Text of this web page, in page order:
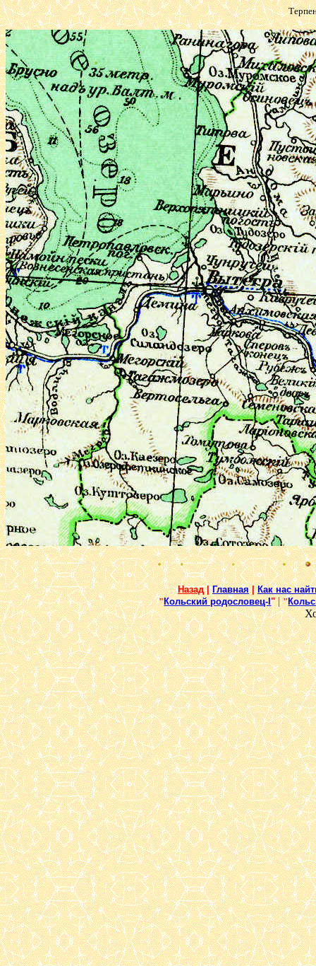
Назад |Главная|Как нас
"Кольский родословец-I"|"